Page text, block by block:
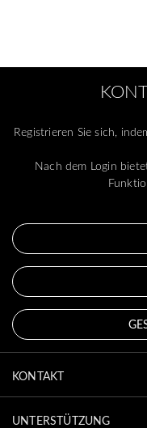
Registrieren Sie sich,
Nach dem Login
KONTAKT
UNTERSTÜTZUNG